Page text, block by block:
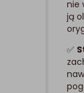
nie
ją
✅